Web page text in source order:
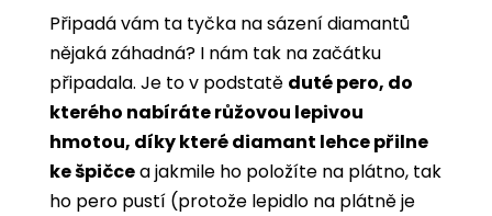
Připadá vám ta tyčka na sázení diamantů
nějaká záhadná? I nám tak na začátku
připadala. Je to v podstatě duté pero, do
kterého nabíráte růžovou lepivou
hmotou, díky které diamant lehce přilne
ke špičcea jakmile ho položíte na plátno, tak
ho pero pustí (protože lepidlo na plátně je